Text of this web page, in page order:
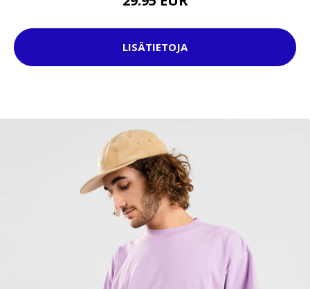
LISÄTIETOJA